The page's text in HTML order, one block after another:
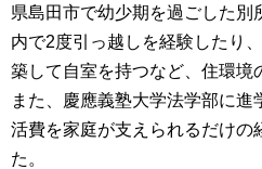
県島田市で幼少期を過ごした別
内で2度引っ越しを経験したり
築して自室を持つなど、住環境
また、慶應義塾大学法学部に進
活費を家庭が支えられるだけの
た。